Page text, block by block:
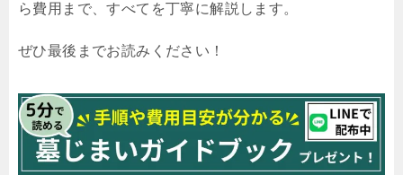
ら費用まで、すべてを丁寧に解説します。
ぜひ最後までお読みください！